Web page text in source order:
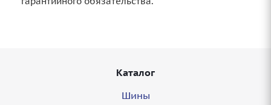
Каталог
Шины